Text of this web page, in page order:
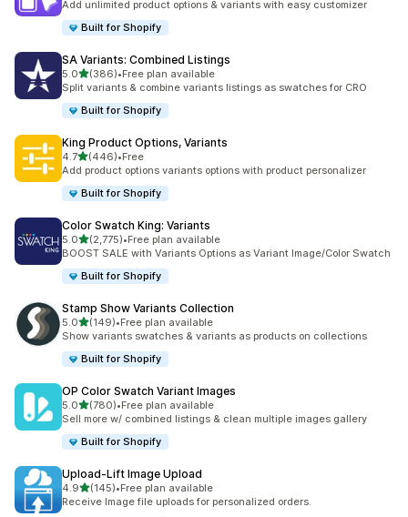
Add unlimited product options & variants with easy customizer
Built for Shopify
SA Variants: Combined Listings
5.0เต็ม 5 ดาว
(386)
ทั้งหมด 386 รีวิว
•Free plan available
Split variants & combine variants listings as swatches for CRO
Built for Shopify
King Product Options, Variants
4.7เต็ม 5 ดาว
(446)
ทั้งหมด 446 รีวิว
•Free
Add product options variants options with product personalizer
Built for Shopify
Color Swatch King: Variants
5.0เต็ม 5 ดาว
(2,775)
ทั้งหมด 2775 รีวิว
•Free plan available
BOOST SALE with Variants Options as Variant Image/Color Swatch
Built for Shopify
Stamp Show Variants Collection
5.0เต็ม 5 ดาว
(149)
ทั้งหมด 149 รีวิว
•Free plan available
Show variants swatches & variants as products on collections
Built for Shopify
OP Color Swatch Variant Images
5.0เต็ม 5 ดาว
(780)
ทั้งหมด 780 รีวิว
•Free plan available
Sell more w/ combined listings & clean multiple images gallery
Built for Shopify
Upload‑Lift Image Upload
4.9เต็ม 5 ดาว
(145)
ทั้งหมด 145 รีวิว
•Free plan available
Receive Image file uploads for personalized orders.